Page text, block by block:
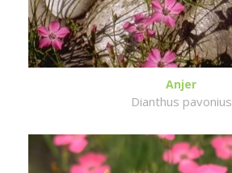
Anjer
Dianthus pavonius